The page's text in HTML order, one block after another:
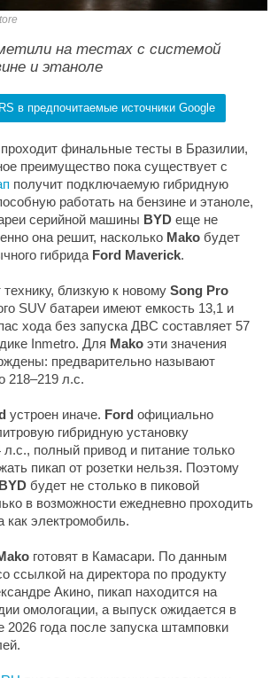
на тестах с системой
и этаноле
в предпочитаемые источники Google
финальные тесты в Бразилии,
преимущество пока существует с
получит подключаемую гибридную
работать на бензине и этаноле,
серийной машины BYD еще не
она решит, насколько Mako будет
гибрида Ford Maverick.
близкую к новому Song Pro
SUV батареи имеют емкость 13,1 и
хода без запуска ДВС составляет 57
Inmetro. Для Mako эти значения
предварительно называют
218–219 л.с.
устроен иначе. Ford официально
гибридную установку
полный привод и питание только
пикап от розетки нельзя. Поэтому
BYD будет не столько в пиковой
в возможности ежедневно проходить
как электромобиль.
готовят в Камасари. По данным
ссылкой на директора по продукту
Акино, пикап находится на
омологации, а выпуск ожидается в
2026 года после запуска штамповки